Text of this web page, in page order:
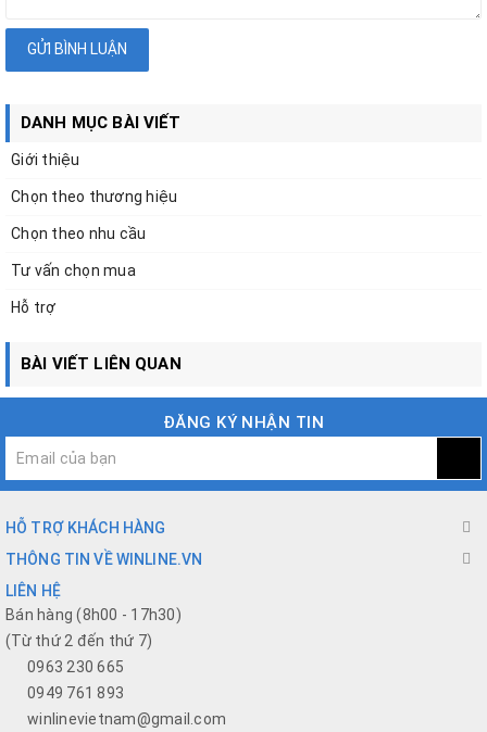
GỬI BÌNH LUẬN
DANH MỤC BÀI VIẾT
Giới thiệu
Chọn theo thương hiệu
Chọn theo nhu cầu
Tư vấn chọn mua
Hỗ trợ
BÀI VIẾT LIÊN QUAN
ĐĂNG KÝ NHẬN TIN
HỖ TRỢ KHÁCH HÀNG
THÔNG TIN VỀ WINLINE.VN
LIÊN HỆ
Bán hàng (8h00 - 17h30)
(Từ thứ 2 đến thứ 7)
0963 230 665
0949 761 893
winlinevietnam@gmail.com